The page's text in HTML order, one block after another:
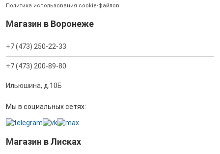
Политика использования cookie-файлов
Магазин в Воронеже
+7 (473) 250-22-33
+7 (473) 200-89-80
Ильюшина, д.10Б
Мы в социальных сетях:
Магазин в Лисках